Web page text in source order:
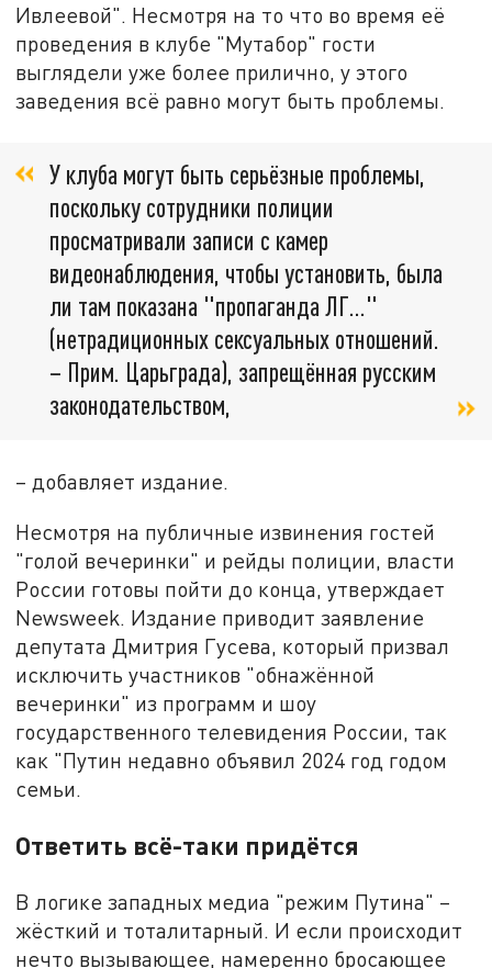
Ивлеевой". Несмотря на то что во время её
проведения в клубе "Мутабор" гости
выглядели уже более прилично, у этого
заведения всё равно могут быть проблемы.
У клуба могут быть серьёзные проблемы,
поскольку сотрудники полиции
просматривали записи с камер
видеонаблюдения, чтобы установить, была
ли там показана "пропаганда ЛГ…"
(нетрадиционных сексуальных отношений.
– Прим. Царьграда), запрещённая русским
законодательством,
– добавляет издание.
Несмотря на публичные извинения гостей
"голой вечеринки" и рейды полиции, власти
России готовы пойти до конца, утверждает
Newsweek. Издание приводит заявление
депутата Дмитрия Гусева, который призвал
исключить участников "обнажённой
вечеринки" из программ и шоу
государственного телевидения России, так
как "Путин недавно объявил 2024 год годом
семьи.
Ответить всё-таки придётся
В логике западных медиа "режим Путина" –
жёсткий и тоталитарный. И если происходит
нечто вызывающее, намеренно бросающее